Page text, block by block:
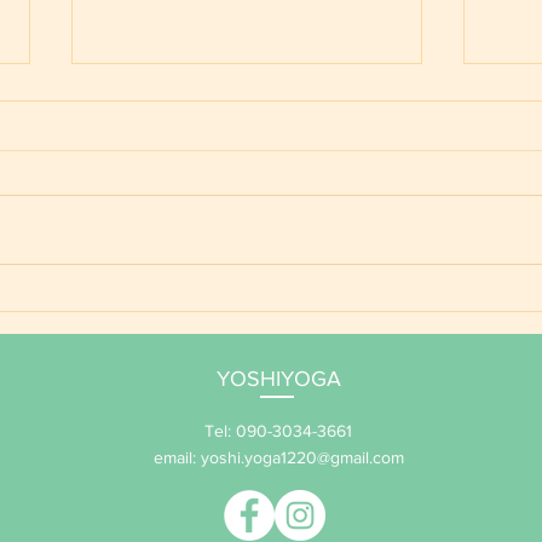
サポート 2026
YOSHIYOGA
Tel: 090-3034-3661
email: yoshi.yoga1220@gmail.com